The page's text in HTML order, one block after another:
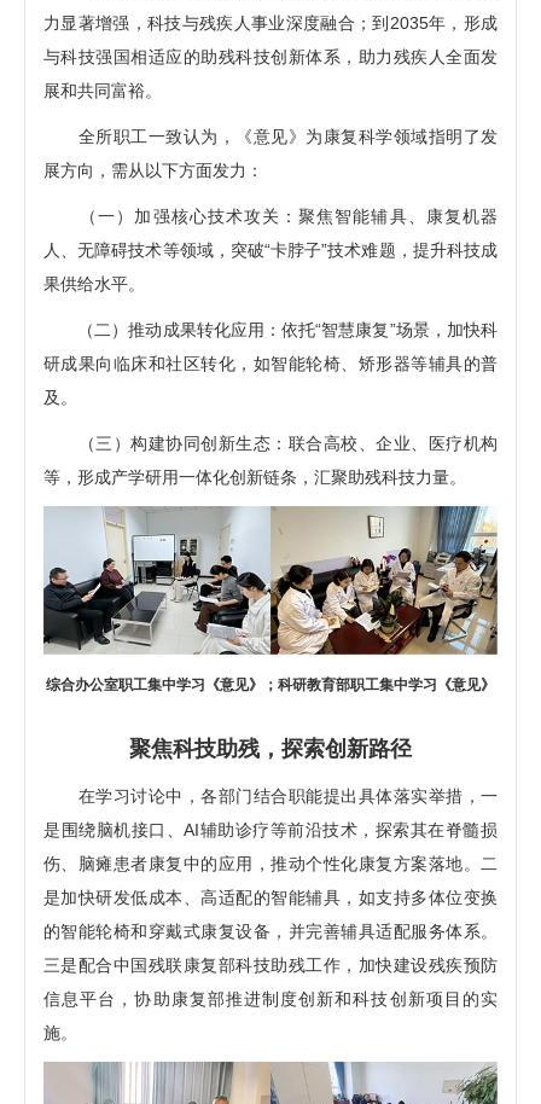
力显著增强，科技与残疾人事业深度融合；到2035年，形成
与科技强国相适应的助残科技创新体系，助力残疾人全面发
展和共同富裕。
全所职工一致认为，《意见》为康复科学领域指明了发
展方向，需从以下方面发力：
（一）加强核心技术攻关：聚焦智能辅具、康复机器
人、无障碍技术等领域，突破“卡脖子”技术难题，提升科技成
果供给水平。
（二）推动成果转化应用：依托“智慧康复”场景，加快科
研成果向临床和社区转化，如智能轮椅、矫形器等辅具的普
及。
（三）构建协同创新生态：联合高校、企业、医疗机构
等，形成产学研用一体化创新链条，汇聚助残科技力量。
综合办公室职工集中学习《意见》；科研教育部职工集中学习《意见》
聚焦科技助残，探索创新路径
在学习讨论中，各部门结合职能提出具体落实举措，一
是围绕脑机接口、AI辅助诊疗等前沿技术，探索其在脊髓损
伤、脑瘫患者康复中的应用，推动个性化康复方案落地。二
是加快研发低成本、高适配的智能辅具，如支持多体位变换
的智能轮椅和穿戴式康复设备，并完善辅具适配服务体系。
三是配合中国残联康复部科技助残工作，加快建设残疾预防
信息平台，协助康复部推进制度创新和科技创新项目的实
施。